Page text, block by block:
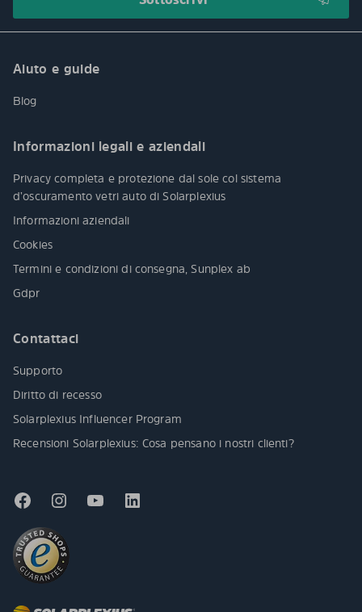
Aiuto e guide
Blog
Informazioni legali e aziendali
Privacy completa e protezione dal sole col sistema
d’oscuramento vetri auto di Solarplexius
Informazioni aziendali
Cookies
Termini e condizioni di consegna, Sunplex ab
Gdpr
Contattaci
Supporto
Diritto di recesso
Solarplexius Influencer Program
Recensioni Solarplexius: Cosa pensano i nostri clienti?